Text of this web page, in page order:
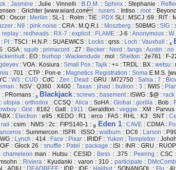
: Jasmine : Julie : Vinnelli : B.D.M. : Sphinx: Stephanie :
: Grichter [www.wiard.com :rusers : Intiso :root:
: Oscor : Merliin : SL-1 : Rolm : TiE : PDXSLI : MSCJ :69 : RIT :
: N9 : pink noise : CRA : M.Q.R.I. : Moszberg : 50BMG :SIG :
replay: redheads: RX-7 :explicit: FLAME : J-6 :Anonymous :W
PI : TSCI : H.N.P. : SUAEWICS : Locks : qrss : Loch :Vauxhall : 6
: GSA : squib:primacord : Z7 : Becker: Nerd : fangs:Austin :no
: EO : burhop:Wackendude : mol : Shelton : 2e781 : F-
: VOA : Kosiura : Small Pox : Tajik : += : TRDL : BX : wetsu :
: 701 : CTP : Pon-e : Magnetics Registration : Soma E.M.S.
:W3 : CUD : CdC : Zen : Dead : GRU : M72750 : Salsa :7 :
: NSV : Q360 : X400 :Taxas : jihad : bullion : 3 : IWIS :
: PRomans : 8 Blackjack: screws: basement: ISWG : $@ :rack
utopia :orthodox : CCSQ :Alica : SoHA : Global :gorilla : Bob :
: Gist: 8182 : Gatt : 1911 : Geraldton :veggie : XM :
: Electron : e95 : KEDO : R1 : erco : FAS : RHL : K3 : SNT :
rail : csim : NMS : 2c : FIPS140-1 : 9 Eden 1:CAVE : CDMA :
: Summercon : ISFR : ISSO :walburn : DC6 : Larson :
: Lynch : 414 : Face : Pixar : IRIDF : Yukon :Templeton :
: Glock 26 : snuffle : Patel : package : ISI : INR : GRU :
chameleon man : Hutsu : CESID : Bess : .375 : Peering : CSC
: Riviera: Kyudanki : varon : 310 : participate :